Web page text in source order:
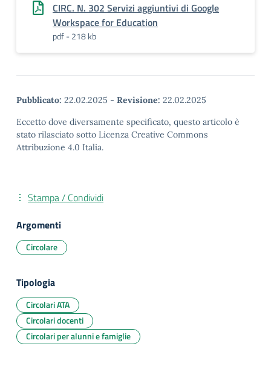
CIRC. N. 302 Servizi aggiuntivi di Google
Workspace for Education
pdf - 218 kb
Pubblicato: 22.02.2025 - Revisione: 22.02.2025
Eccetto dove diversamente specificato, questo articolo è
stato rilasciato sotto Licenza Creative Commons
Attribuzione 4.0 Italia.
Stampa / Condividi
Argomenti
Circolare
Tipologia
Circolari ATA
Circolari docenti
Circolari per alunni e famiglie